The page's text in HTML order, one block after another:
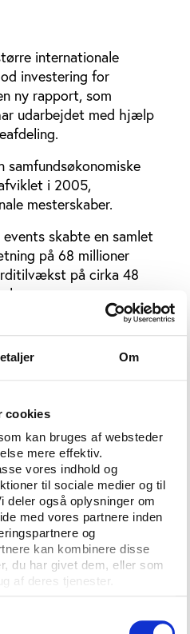
Om
cookies
kan bruges af websteder
mere effektiv.
vores indhold og
til sociale medier og til
deler også oplysninger om
med vores partnere inden
og
kan kombinere disse
du har givet dem, eller som
af deres tjenester.
internationale
investering for
ny rapport, som
udarbejdet med hjælp
samfundsøkonomiske
i 2005,
mesterskaber.
events skabte en samlet
på 68 millioner
på cirka 48
provenu på 21 millioner
udløste en
til 134 årsværk.
investeringer
beløb i det store
men ifølge
Lars Lundov, bør
animere til flere og
og i
betale økonomisk - for
kølvandet på værtskabet af